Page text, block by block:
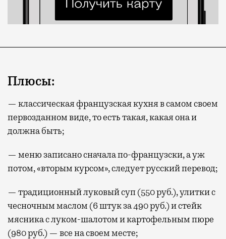
Плюсы:
— классическая французская кухня в самом своем
первозданном виде, то есть такая, какая она и
должна быть;
— меню записано сначала по-французски, а уж
потом, «вторым курсом», следует русский перевод;
— традиционный луковый суп (550 руб.), улитки с
чесночным маслом (6 штук за 490 руб.) и стейк
мясника с луком-шалотом и картофельным пюре
(980 руб.) — все на своем месте;